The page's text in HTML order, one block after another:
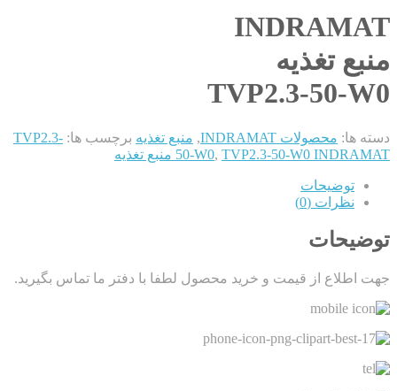
INDRAMAT
منبع تغذیه
TVP2.3-50-W0
دسته ها: محصولات INDRAMAT , منبع تغذیه برچسب ها: TVP2.3-
50-W0, TVP2.3-50-W0 INDRAMAT منبع تغذیه
توضیحات
نظرات (0)
توضیحات
جهت اطلاع از قیمت و خرید محصول لطفا با دفتر ما تماس بگیرید.